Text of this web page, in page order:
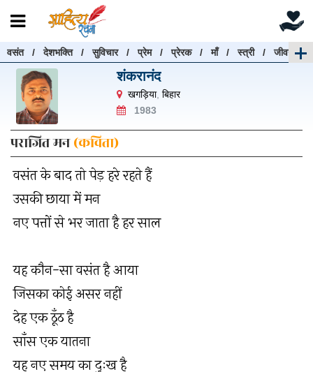
वसंत/देशभक्ति/सुविचार/प्रेम/प्रेरक/माँ/स्त्री/जीवन
शंकरानंद
खगड़िया, बिहार
1983
पराजित मन(कविता)
वसंत के बाद तो पेड़ हरे रहते हैं
उसकी छाया में मन
नए पत्तों से भर जाता है हर साल
यह कौन-सा वसंत है आया
जिसका कोई असर नहीं
देह एक ठूँठ है
साँस एक यातना
यह नए समय का दुःख है
रचनाएँ खोजें
रचनाएँ खोजने के लिए नीचे दी गई बॉक्स में हिन्दी में लिखें और
"खोजें" बटन पर क्लिक करें